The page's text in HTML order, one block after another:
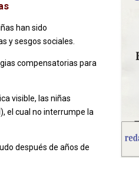
han sido
y sesgos sociales.
compensatorias para
visible, las niñas
el cual no interrumpe la
después de años de